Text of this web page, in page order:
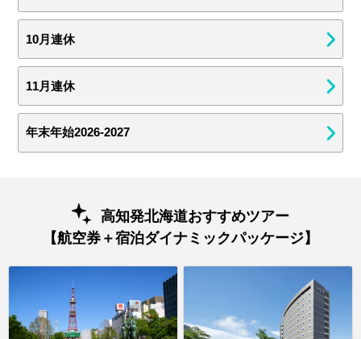
10月連休
11月連休
年末年始2026-2027
高知発北海道おすすめツアー
【航空券＋宿泊ダイナミックパッケージ】